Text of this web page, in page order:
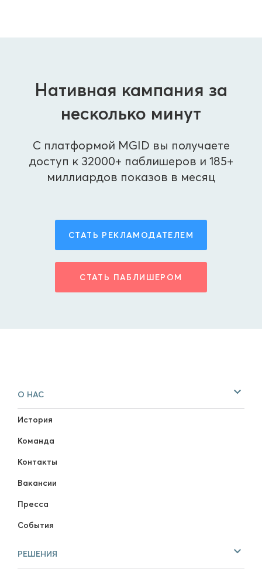
Нативная кампания за
несколько минут
С платформой MGID вы получаете
доступ к 32000+ паблишеров и 185+
миллиардов показов в месяц
СТАТЬ РЕКЛАМОДАТЕЛЕМ
СТАТЬ ПАБЛИШЕРОМ
О НАС
История
Команда
Контакты
Вакансии
Пресса
События
РЕШЕНИЯ